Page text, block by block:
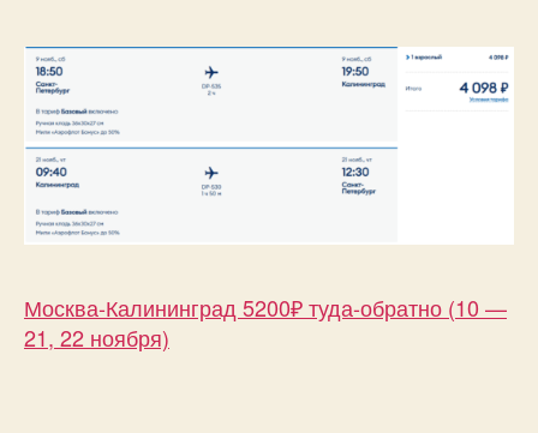
Москва-Калининград 5200₽ туда-обратно (10 —
21, 22 ноября)